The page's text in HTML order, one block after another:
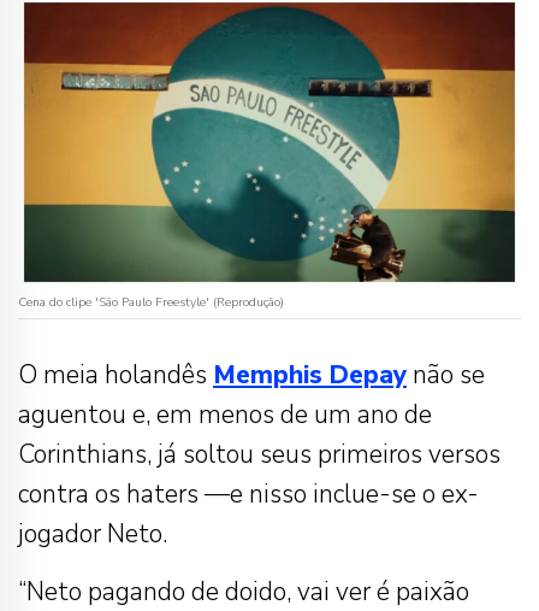
Cena do clipe 'São Paulo Freestyle' (Reprodução)
O meia holandês Memphis Depay não se
aguentou e, em menos de um ano de
Corinthians, já soltou seus primeiros versos
contra os haters —e nisso inclue-se o ex-
jogador Neto.
“Neto pagando de doido, vai ver é paixão